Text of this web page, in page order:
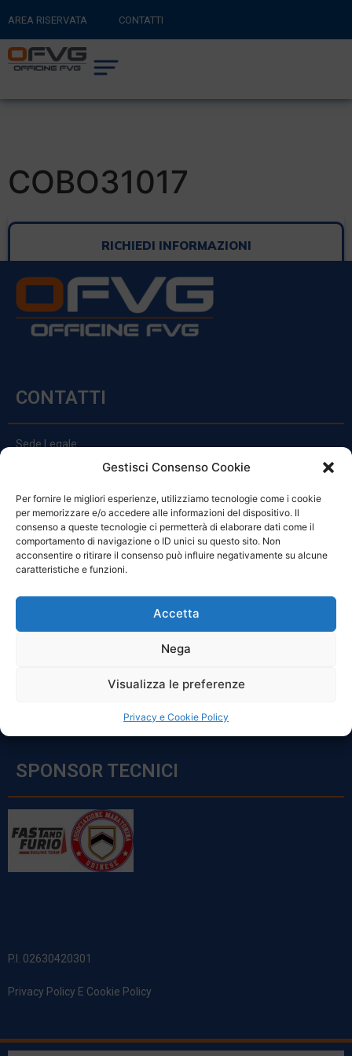
Gestisci Consenso Cookie
Per fornire le migliori esperienze, utilizziamo tecnologie come i cookie
per memorizzare e/o accedere alle informazioni del dispositivo. Il
consenso a queste tecnologie ci permetterà di elaborare dati come il
comportamento di navigazione o ID unici su questo sito. Non
acconsentire o ritirare il consenso può influire negativamente su alcune
caratteristiche e funzioni.
Accetta
Nega
Visualizza le preferenze
Privacy e Cookie Policy
AREA RISERVATA CONTATTI
RITORNA AL SITO PRINCIPALE
CARRELLO
COBO31017
RICHIEDI INFORMAZIONI
CONTATTI
Sede Legale:
Via Principe Di Udine 144
clienti@officinefvg.it
info@officinefvg.it
posta@officinefvgpec.It
ORARI
Sabato: 8:00 – 12:00
SPONSOR TECNICI
P.I. 02630420301
Privacy Policy E Cookie Policy